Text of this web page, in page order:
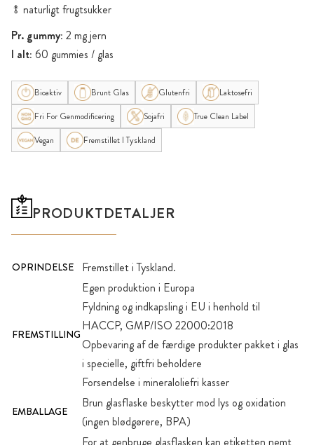
⥉ naturligt frugtsukker
Pr. gummy: 2 mg jern
I alt: 60 gummies / glas
Bioaktiv Brunt Glas Glutenfri
Laktosefri
Fri For Genmodificering
Sojafri
True Clean Label
Vegan
Fremstillet I Tyskland
PRODUKTDETALJER
OPRINDELSE Fremstillet i Tyskland.
FREMSTILLING
Egen produktion i Europa
Fyldning og indkapsling i EU i henhold til
HACCP, GMP/ISO 22000:2018
Opbevaring af de færdige produkter pakket i glas
i specielle, giftfri beholdere
Forsendelse i mineraloliefri kasser
EMBALLAGE
Brun glasflaske beskytter mod lys og oxidation
(ingen blødgørere, BPA)
For at genbruge glasflasken kan etiketten nemt